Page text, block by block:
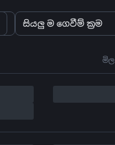
සියලු ම ගෙවීම් ක්‍රම
මිල